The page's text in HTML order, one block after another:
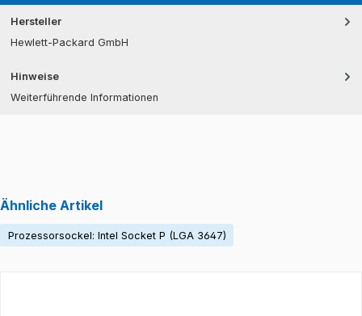
Hersteller
Hewlett-Packard GmbH
Hinweise
Weiterführende Informationen
Ähnliche Artikel
Prozessorsockel: Intel Socket P (LGA 3647)